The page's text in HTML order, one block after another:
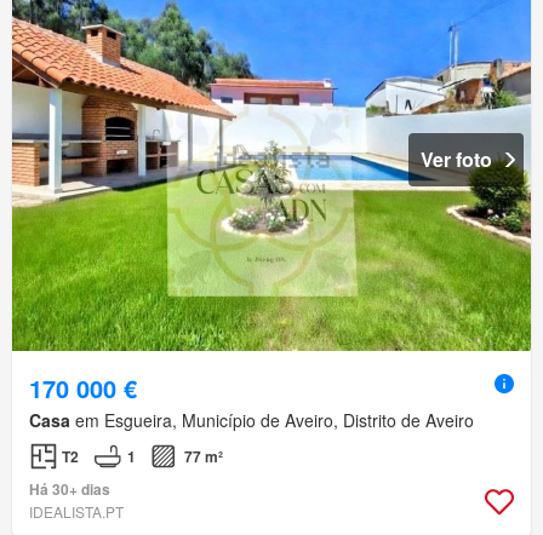
Ver foto
170 000 €
Casa em Esgueira, Município de Aveiro, Distrito de Aveiro
T2 1
77 m²
Há 30+ dias
IDEALISTA.PT